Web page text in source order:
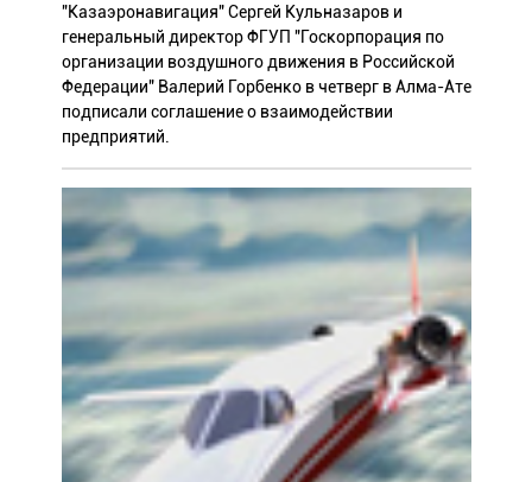
"Казаэронавигация" Сергей Кульназаров и
генеральный директор ФГУП "Госкорпорация по
организации воздушного движения в Российской
Федерации" Валерий Горбенко в четверг в Алма-Ате
подписали соглашение о взаимодействии
предприятий.